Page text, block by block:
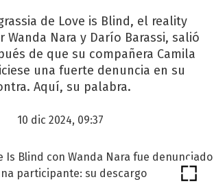
de Love is Blind, el reality
Wanda Nara y Darío Barassi, salió
de que su compañera Camila
una fuerte denuncia en su
Aquí, su palabra.
10 dic 2024, 09:37